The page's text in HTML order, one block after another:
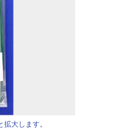
大します。